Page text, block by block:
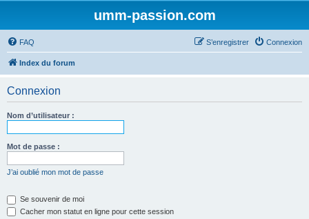
umm-passion.com
FAQ Connexion
S’enregistrer
Index du forum
Connexion
Nom d’utilisateur :
Mot de passe :
J’ai oublié mon mot de passe
Se souvenir de moi
Cacher mon statut en ligne pour cette session